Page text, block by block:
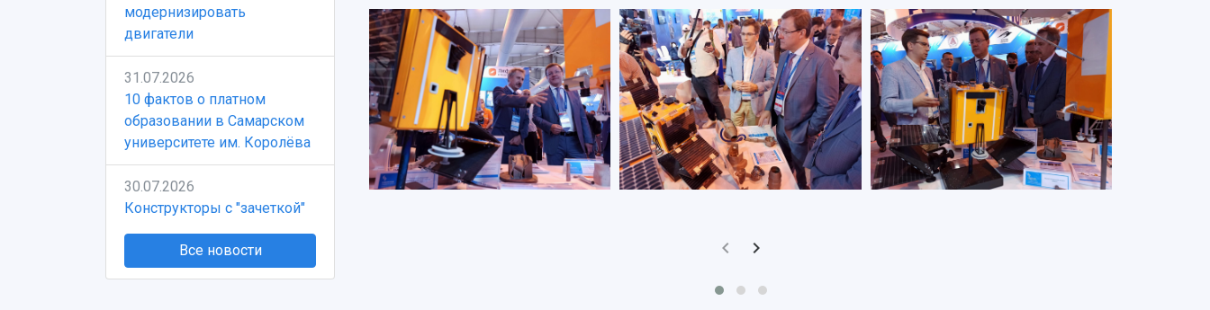
модернизировать
двигатели
31.07.2026
10 фактов о платном
образовании в Самарском
университете им. Королёва
30.07.2026
Конструкторы с "зачеткой"
Все новости